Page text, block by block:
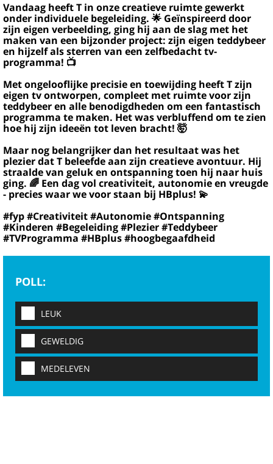
Vandaag heeft T in onze creatieve ruimte gewerkt
onder individuele begeleiding. 🌟 Geïnspireerd door
zijn eigen verbeelding, ging hij aan de slag met het
maken van een bijzonder project: zijn eigen teddybeer
en hijzelf als sterren van een zelfbedacht tv-
programma! 📺
Met ongelooflijke precisie en toewijding heeft T zijn
eigen tv ontworpen, compleet met ruimte voor zijn
teddybeer en alle benodigdheden om een fantastisch
programma te maken. Het was verbluffend om te zien
hoe hij zijn ideeën tot leven bracht! 🤯
Maar nog belangrijker dan het resultaat was het
plezier dat T beleefde aan zijn creatieve avontuur. Hij
straalde van geluk en ontspanning toen hij naar huis
ging. 🌈 Een dag vol creativiteit, autonomie en vreugde
- precies waar we voor staan bij HBplus! 💫
#fyp #Creativiteit #Autonomie #Ontspanning
#Kinderen #Begeleiding #Plezier #Teddybeer
#TVProgramma #HBplus #hoogbegaafdheid
POLL:
LEUK
GEWELDIG
MEDELEVEN